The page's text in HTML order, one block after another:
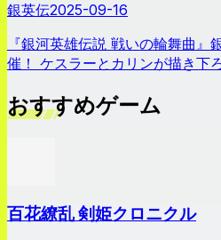
銀英伝2025-09-16
『銀河英雄伝説 戦いの輪舞曲』
催！ ケスラーとカリンが描き下
おすすめゲーム
百花繚乱 剣姫クロニクル